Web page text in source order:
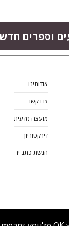
וספרים
אודותינו
צרו קשר
מועצה מדעית
דירקטוריון
הגשת כתב יד